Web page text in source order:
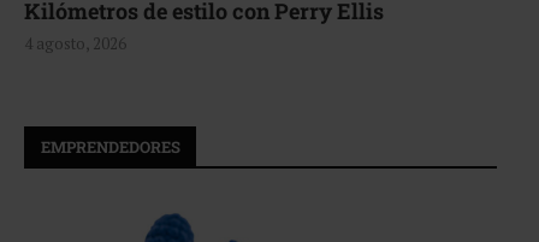
Kilómetros de estilo con Perry Ellis
4 agosto, 2026
EMPRENDEDORES